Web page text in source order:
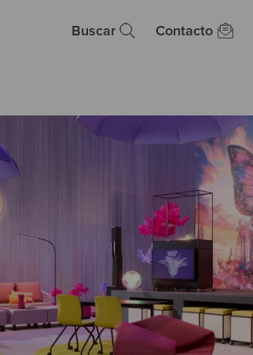
Buscar Contacto